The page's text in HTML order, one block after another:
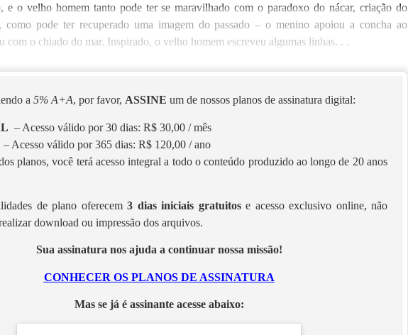
e o velho homem tanto pode ter se maravilhado com o paradoxo do nácar, criação do
como pode ter recuperado uma imagem do passado – o menino apoiou a concha ao
com o chiado do mar. Inspirado, o velho homem escreveu algumas linhas. . .
a 5% A+A, por favor, ASSINE um de nossos planos de assinatura digital:
– Acesso válido por 30 dias: R$ 30,00 / mês
– Acesso válido por 365 dias: R$ 120,00 / ano
planos, você terá acesso integral a todo o conteúdo produzido ao longo de 20 anos
de plano oferecem 3 dias iniciais gratuitose acesso exclusivo online, não
download ou impressão dos arquivos.
Sua assinatura nos ajuda a continuar nossa missão!
CONHECER OS PLANOS DE ASSINATURA
Mas se já é assinante acesse abaixo: